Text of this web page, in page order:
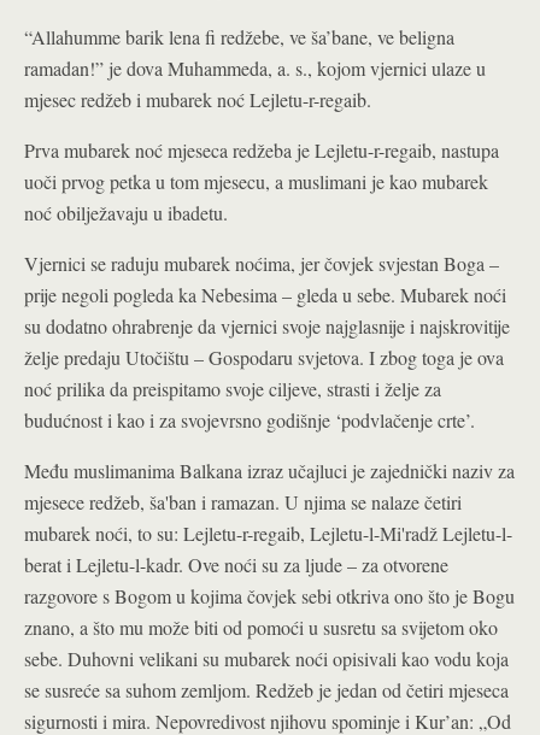
“Allahumme barik lena fi redžebe, ve ša’bane, ve beligna
ramadan!” je dova Muhammeda, a. s., kojom vjernici ulaze u
mjesec redžeb i mubarek noć Lejletu-r-regaib.
Prva mubarek noć mjeseca redžeba je Lejletu-r-regaib, nastupa
uoči prvog petka u tom mjesecu, a muslimani je kao mubarek
noć obilježavaju u ibadetu.
Vjernici se raduju mubarek noćima, jer čovjek svjestan Boga –
prije negoli pogleda ka Nebesima – gleda u sebe. Mubarek noći
su dodatno ohrabrenje da vjernici svoje najglasnije i najskrovitije
želje predaju Utočištu – Gospodaru svjetova. I zbog toga je ova
noć prilika da preispitamo svoje ciljeve, strasti i želje za
budućnost i kao i za svojevrsno godišnje ‘podvlačenje crte’.
Među muslimanima Balkana izraz učajluci je zajednički naziv za
mjesece redžeb, ša'ban i ramazan. U njima se nalaze četiri
mubarek noći, to su: Lejletu-r-regaib, Lejletu-l-Mi'radž Lejletu-l-
berat i Lejletu-l-kadr. Ove noći su za ljude – za otvorene
razgovore s Bogom u kojima čovjek sebi otkriva ono što je Bogu
znano, a što mu može biti od pomoći u susretu sa svijetom oko
sebe. Duhovni velikani su mubarek noći opisivali kao vodu koja
se susreće sa suhom zemljom. Redžeb je jedan od četiri mjeseca
sigurnosti i mira. Nepovredivost njihovu spominje i Kur’an: „Od